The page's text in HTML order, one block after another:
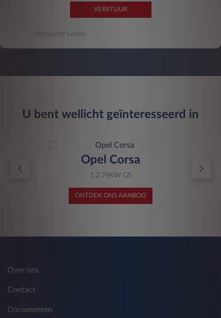
VERSTUUR
* Verplichte velden
U bent wellicht geïnteresseerd in
Opel Corsa
1.2 74KW GS
ONTDEK ONS AANBOD
Over ons
Contact
Documenten